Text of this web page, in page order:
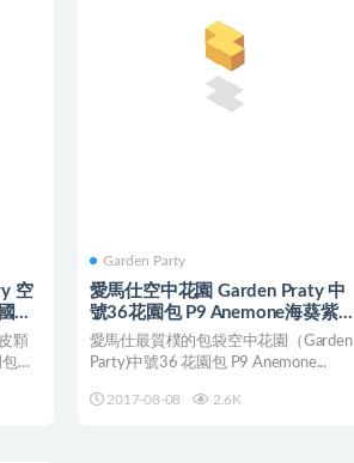
空
旗
顆
包
Garden Party
愛馬仕空中花園 Garden Praty 中
號36花園包 P9 Anemone海葵紫銀
扣
愛馬仕最質樸的包袋空中花園（Garden
Party)中號36 花園包 P9 Anemone...
2017-08-08 2.6K